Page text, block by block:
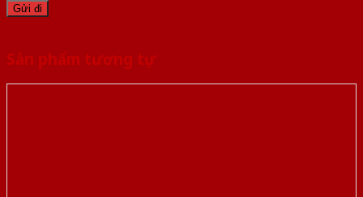
Sản phẩm tương tự